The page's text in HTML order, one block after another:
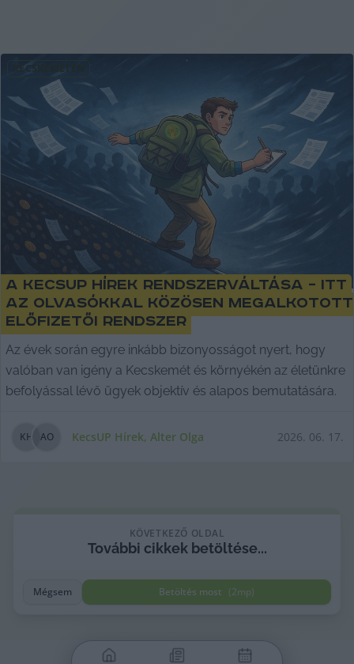
KECSKEMÉTEN
A KecsUP Hírek rendszerváltása – itt
az olvasókkal közösen megalkotott
előfizetői rendszer
Az évek során egyre inkább bizonyosságot nyert, hogy
valóban van igény a Kecskemét és környékén az életünkre
befolyással lévő ügyek objektív és alapos bemutatására.
KH AO KecsUP Hírek, Alter Olga 2026. 06. 17.
KÖVETKEZŐ OLDAL
További cikkekbetöltése...
Mégsem Betöltés most (2mp)